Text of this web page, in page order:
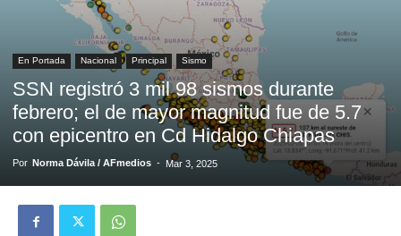
En Portada Nacional Principal Sismo
SSN registró 3 mil 98 sismos durante
febrero; el de mayor magnitud fue de 5.7
con epicentro en Cd Hidalgo Chiapas
Por Norma Dávila / AFmedios - Mar 3, 2025